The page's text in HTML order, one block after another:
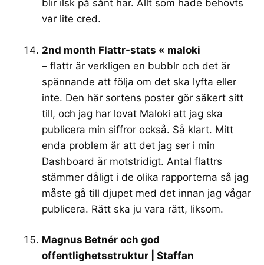
blir ilsk på sånt här. Allt som hade behövts
var lite cred.
2nd month Flattr-stats « maloki
– flattr är verkligen en bubblr och det är
spännande att följa om det ska lyfta eller
inte. Den här sortens poster gör säkert sitt
till, och jag har lovat Maloki att jag ska
publicera min siffror också. Så klart. Mitt
enda problem är att det jag ser i min
Dashboard är motstridigt. Antal flattrs
stämmer dåligt i de olika rapporterna så jag
måste gå till djupet med det innan jag vågar
publicera. Rätt ska ju vara rätt, liksom.
Magnus Betnér och god
offentlighetsstruktur | Staffan